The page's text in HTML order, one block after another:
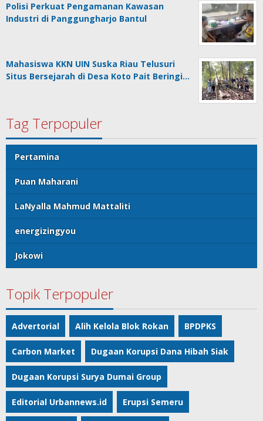
Polisi Perkuat Pengamanan Kawasan
Industri di Panggungharjo Bantul
Mahasiswa KKN UIN Suska Riau Telusuri
Situs Bersejarah di Desa Koto Pait Beringi…
Tag Terpopuler
Pertamina
Puan Maharani
LaNyalla Mahmud Mattaliti
energizingyou
Jokowi
Topik Terpopuler
Advertorial Alih Kelola Blok Rokan BPDPKS
Carbon Market Dugaan Korupsi Dana Hibah Siak
Dugaan Korupsi Surya Dumai Group
Editorial Urbannews.id Erupsi Semeru